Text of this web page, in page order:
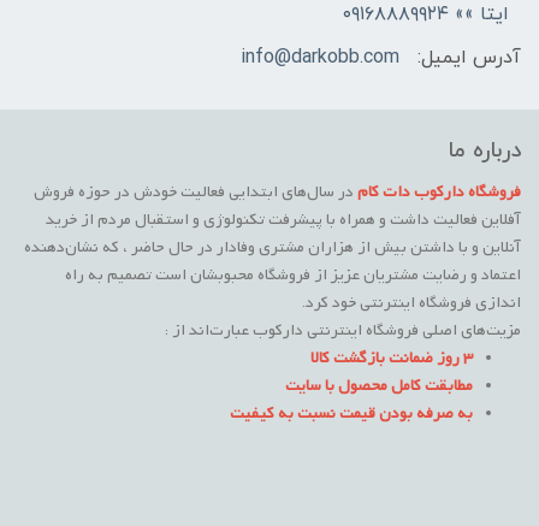
ایتا »» ۰۹۱۶۸۸۸۹۹۲۴
آدرس ایمیل:
info@darkobb.com
درباره ما
فروشگاه دارکوب دات کامدر سال‌های ابتدایی فعالیت خودش در حوزه فروش
آفلاین فعالیت داشت و همراه با پیشرفت تکنولوژی و استقبال مردم از خرید
آنلاین و با داشتن بیش از هزاران مشتری وفادار در حال حاضر ، که نشان‌دهنده
اعتماد و رضایت مشتریان عزیز از فروشگاه محبوبشان است تصمیم به راه
اندازی فروشگاه اینترنتی خود کرد.
مزیت‌های اصلی فروشگاه اینترنتی دارکوب عبارت‌اند از :
3 روز ضمانت بازگشت کالا
مطابقت کامل محصول با سایت
به صرفه بودن قیمت نسبت به کیفیت